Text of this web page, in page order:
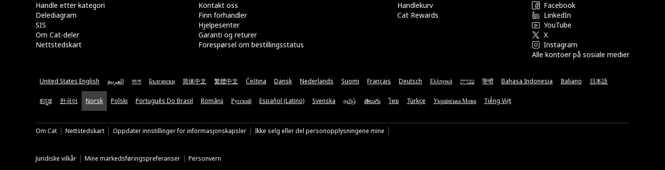
Handle etter kategori
Delediagram
SIS
Om Cat-deler
Nettstedskart
Kontakt oss
Finn forhandler
Hjelpesenter
Garanti og returer
Forespørsel om bestillingsstatus
Handlekurv
Cat Rewards
Facebook
LinkedIn
YouTube
X
Instagram
Alle kontoer på sosiale medier
United States English العربية বাংলা Български 简体中文 繁體中文 Čeština Dansk Nederlands Suomi Français Deutsch Ελληνικά עברית हिन्दी Bahasa Indonesia Italiano 日本語
ಕನ್ನಡ 한국어 Norsk Polski Português Do Brasil Română Русский Español (Latino) Svenska தமிழ் తెలుగు ไทย Türkçe Українська Мова Tiếng Việt
Om Cat Nettstedskart Oppdater innstillinger for informasjonskapsler Ikke selg eller del personopplysningene mine
Juridiske vilkår Mine markedsføringspreferanser Personvern